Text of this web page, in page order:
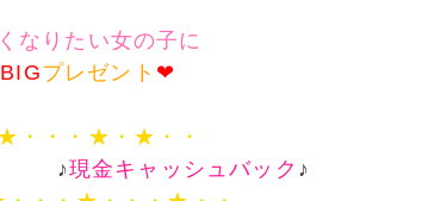
なりたい女の子に
BIGプレゼント ❤
・・・★・★・・
現金キャッシュバック ♪